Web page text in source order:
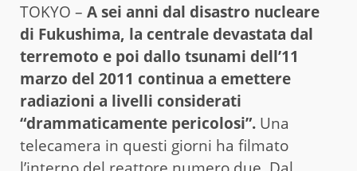
TOKYO – A sei anni dal disastro nucleare
di Fukushima, la centrale devastata dal
terremoto e poi dallo tsunami dell’11
marzo del 2011 continua a emettere
radiazioni a livelli considerati
“drammaticamente pericolosi”. Una
telecamera in questi giorni ha filmato